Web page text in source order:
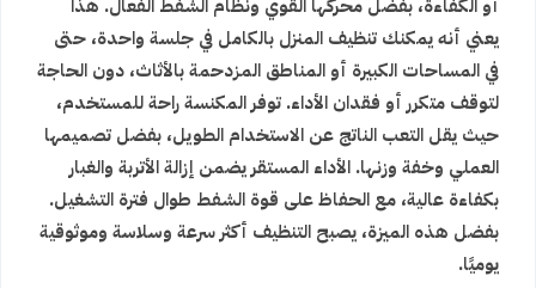
أو الكفاءة، بفضل محركها القوي ونظام الشفط الفعال. هذا
يعني أنه يمكنك تنظيف المنزل بالكامل في جلسة واحدة، حتى
في المساحات الكبيرة أو المناطق المزدحمة بالأثاث، دون الحاجة
لتوقف متكرر أو فقدان الأداء. توفر المكنسة راحة للمستخدم،
حيث يقل التعب الناتج عن الاستخدام الطويل، بفضل تصميمها
العملي وخفة وزنها. الأداء المستقر يضمن إزالة الأتربة والغبار
بكفاءة عالية، مع الحفاظ على قوة الشفط طوال فترة التشغيل.
بفضل هذه الميزة، يصبح التنظيف أكثر سرعة وسلاسة وموثوقية
يوميًا.